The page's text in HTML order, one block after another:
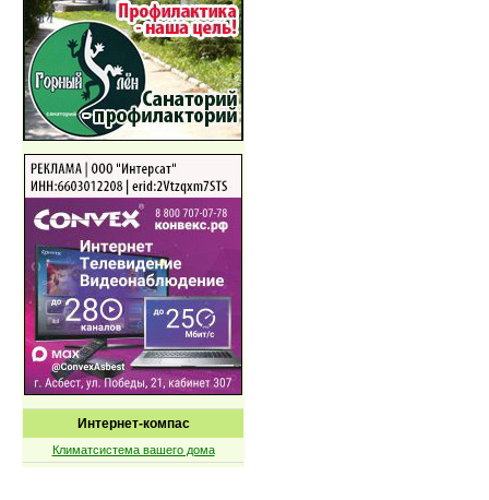
Интернет-компас
Климатсистема вашего дома